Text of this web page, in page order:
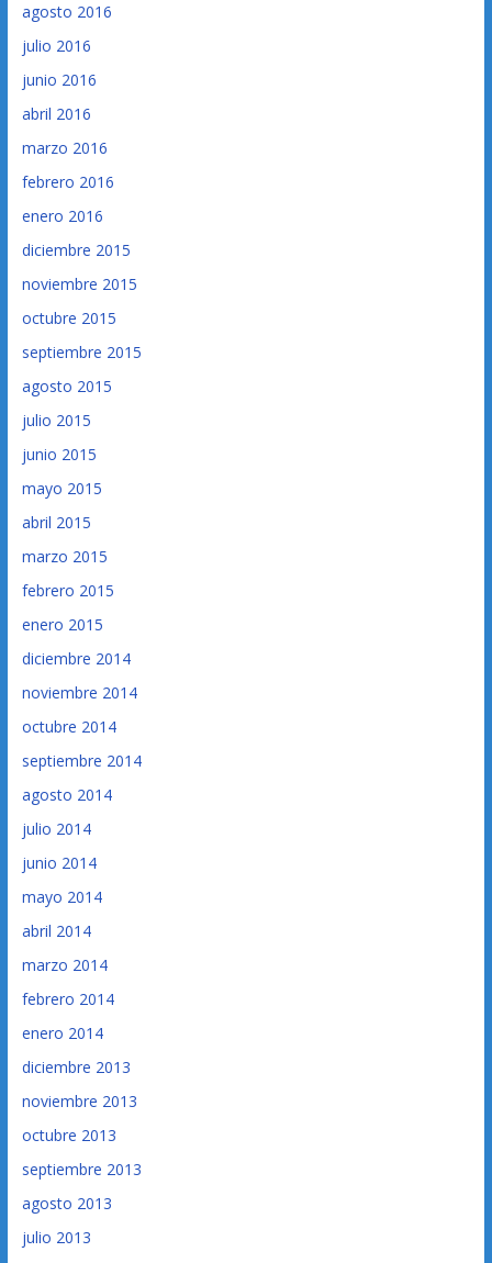
agosto 2016
julio 2016
junio 2016
abril 2016
marzo 2016
febrero 2016
enero 2016
diciembre 2015
noviembre 2015
octubre 2015
septiembre 2015
agosto 2015
julio 2015
junio 2015
mayo 2015
abril 2015
marzo 2015
febrero 2015
enero 2015
diciembre 2014
noviembre 2014
octubre 2014
septiembre 2014
agosto 2014
julio 2014
junio 2014
mayo 2014
abril 2014
marzo 2014
febrero 2014
enero 2014
diciembre 2013
noviembre 2013
octubre 2013
septiembre 2013
agosto 2013
julio 2013